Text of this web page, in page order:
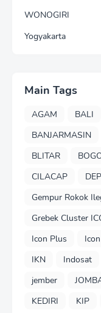
WONOGIRI
Yogyakarta
Main Tags
AGAM BALI
BANJARMASIN
BLITAR
CILACAP
Gempur Rokok
Grebek Cluster
Icon Plus
IKN
Indosat
jember
KEDIRI
KIP